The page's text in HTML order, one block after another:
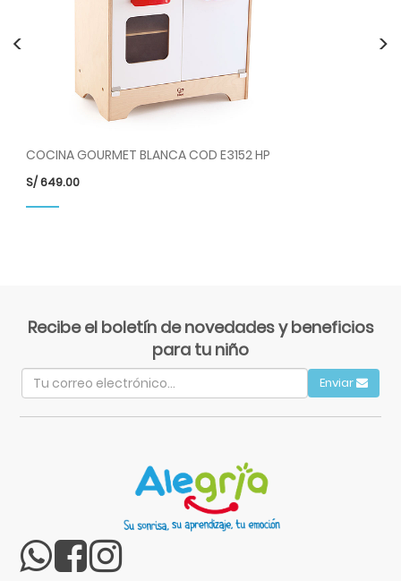
COCINA GOURMET BLANCA COD E3152 HP
S/649.00
< >
Recibe el boletín de novedades y beneficios
para tu niño
Enviar